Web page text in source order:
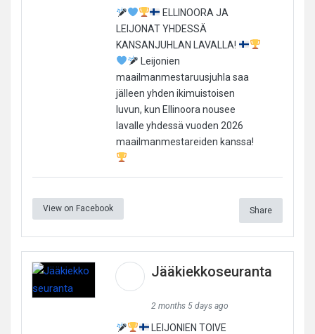
ELLINOORA JA
LEIJONAT YHDESSÄ
KANSANJUHLAN LAVALLA!
Leijonien
maailmanmestaruusjuhla saa
jälleen yhden ikimuistoisen
luvun, kun Ellinoora nousee
lavalle yhdessä vuoden 2026
maailmanmestareiden kanssa!
View on Facebook Share
Jääkiekkoseuranta
2 months 5 days ago
LEIJONIEN TOIVE